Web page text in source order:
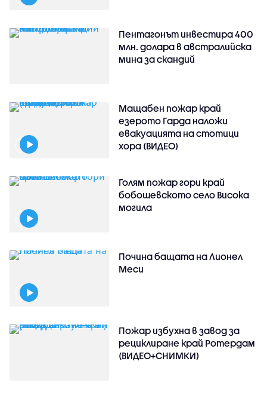
Пентагонът инвестира 400
млн. долара в австралийска
мина за скандий
Мащабен пожар край
езерото Гарда наложи
евакуацията на стотици
хора (ВИДЕО)
Голям пожар гори край
бобошевското село Висока
могила
Почина бащата на Лионел
Меси
Пожар избухна в завод за
рециклиране край Ротердам
(ВИДЕО+СНИМКИ)